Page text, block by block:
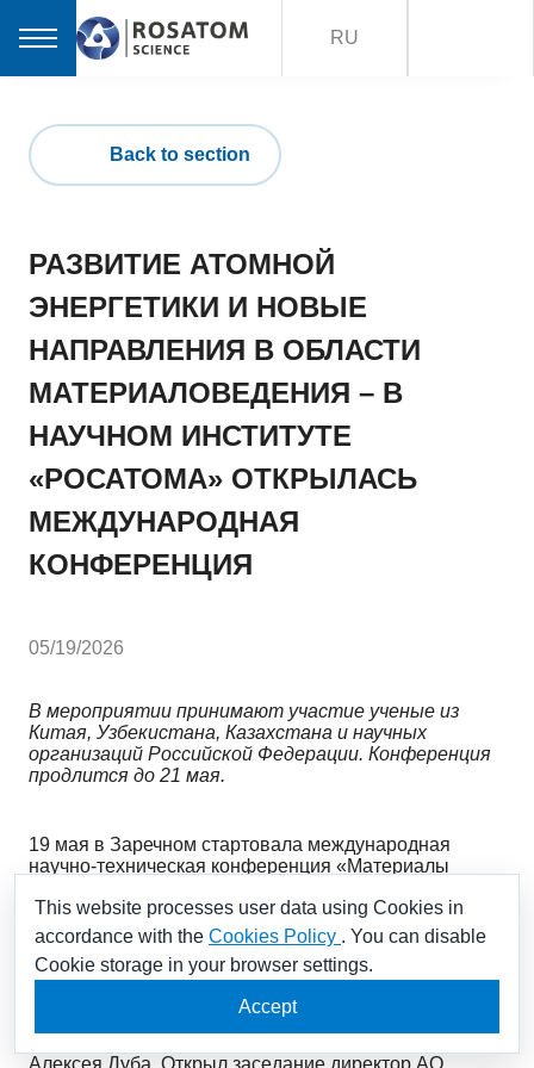
RU
Back to section
РАЗВИТИЕ АТОМНОЙ
ЭНЕРГЕТИКИ И НОВЫЕ
НАПРАВЛЕНИЯ В ОБЛАСТИ
МАТЕРИАЛОВЕДЕНИЯ – В
НАУЧНОМ ИНСТИТУТЕ
«РОСАТОМА» ОТКРЫЛАСЬ
МЕЖДУНАРОДНАЯ
КОНФЕРЕНЦИЯ
05/19/2026
В мероприятии принимают участие ученые из
Китая, Узбекистана, Казахстана и научных
организаций Российской Федерации. Конференция
продлится до 21 мая.
19 мая в Заречном стартовала международная
научно-техническая конференция «Материалы
реакторных материалов (АО «ИРМ», входит в
Научный дивизион «Росатома»).
Сегодня состоялось пленарное заседание под
председательством первого заместителя
Алексея Дуба. Открыл заседание директор АО
This website processes user data using Cookies in
accordance with the Cookies Policy . You can disable
Cookie storage in your browser settings.
Accept